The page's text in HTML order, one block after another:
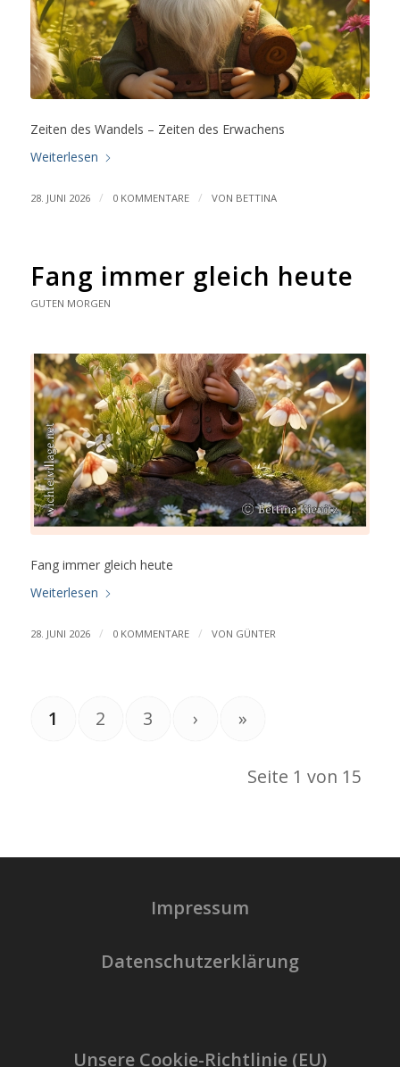
Zeiten des Wandels – Zeiten des Erwachens
Weiterlesen
28. JUNI 2026 / 0 KOMMENTARE / VON BETTINA
Fang immer gleich heute
GUTEN MORGEN
Fang immer gleich heute
Weiterlesen
28. JUNI 2026 / 0 KOMMENTARE / VON GÜNTER
Seite 1 von 15
1 2 3 › »
Impressum
Datenschutzerklärung
Unsere Cookie-Richtlinie (EU)